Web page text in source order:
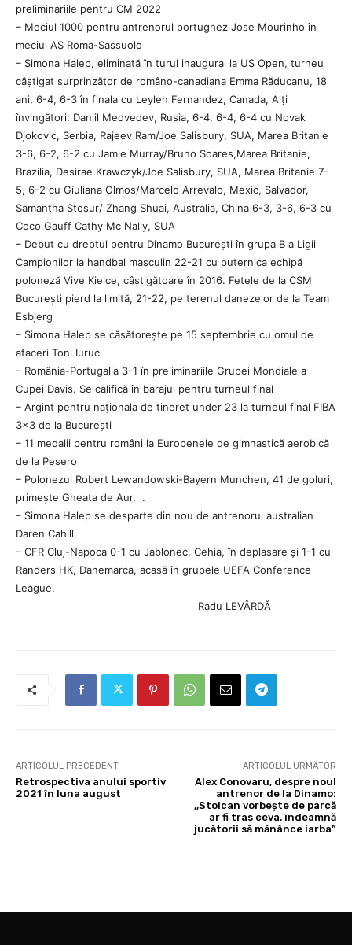
preliminariile pentru CM 2022
– Meciul 1000 pentru antrenorul portughez Jose Mourinho în
meciul AS Roma-Sassuolo
– Simona Halep, eliminată în turul inaugural la US Open, turneu
câștigat surprinzător de româno-canadiana Emma Răducanu, 18
ani, 6-4, 6-3 în finala cu Leyleh Fernandez, Canada, Alți
învingători: Daniil Medvedev, Rusia, 6-4, 6-4, 6-4 cu Novak
Djokovic, Serbia, Rajeev Ram/Joe Salisbury, SUA, Marea Britanie
3-6, 6-2, 6-2 cu Jamie Murray/Bruno Soares,Marea Britanie,
Brazilia, Desirae Krawczyk/Joe Salisbury, SUA, Marea Britanie 7-
5, 6-2 cu Giuliana Olmos/Marcelo Arrevalo, Mexic, Salvador,
Samantha Stosur/ Zhang Shuai, Australia, China 6-3, 3-6, 6-3 cu
Coco Gauff Cathy Mc Nally, SUA
– Debut cu dreptul pentru Dinamo București în grupa B a Ligii
Campionilor la handbal masculin 22-21 cu puternica echipă
poloneză Vive Kielce, câștigătoare în 2016. Fetele de la CSM
București pierd la limită, 21-22, pe terenul danezelor de la Team
Esbjerg
– Simona Halep se căsătorește pe 15 septembrie cu omul de
afaceri Toni Iuruc
– România-Portugalia 3-1 în preliminariile Grupei Mondiale a
Cupei Davis. Se califică în barajul pentru turneul final
– Argint pentru naționala de tineret under 23 la turneul final FIBA
3×3 de la București
– 11 medalii pentru români la Europenele de gimnastică aerobică
de la Pesero
– Polonezul Robert Lewandowski-Bayern Munchen, 41 de goluri,
primește Gheata de Aur, .
– Simona Halep se desparte din nou de antrenorul australian
Daren Cahill
– CFR Cluj-Napoca 0-1 cu Jablonec, Cehia, în deplasare și 1-1 cu
Randers HK, Danemarca, acasă în grupele UEFA Conference
League.
Radu LEVÂRDĂ
ARTICOLUL PRECEDENT
Retrospectiva anului sportiv
2021 în luna august
ARTICOLUL URMĂTOR
Alex Conovaru, despre noul
antrenor de la Dinamo:
,,Stoican vorbește de parcă
ar fi tras ceva, îndeamnă
jucătorii să mănânce iarba”